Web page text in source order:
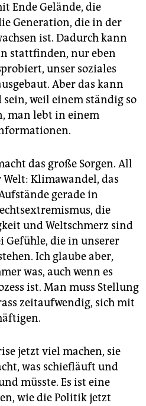
Ende Gelände, die
Generation, die in der
ist. Dadurch kann
stattfinden, nur eben
unser soziales
Aber das kann
weil einem ständig so
man lebt in einem
das große Sorgen. All
Klimawandel, das
gerade in
die
und Weltschmerz sind
Gefühle, die in unserer
Ich glaube aber,
was, auch wenn es
ist. Man muss Stellung
zeitaufwendig, sich mit
jetzt viel machen, sie
was schiefläuft und
müsste. Es ist eine
wie die Politik jetzt